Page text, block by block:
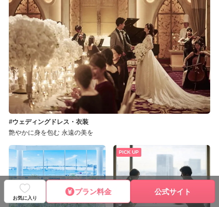
ウェディングドレス・衣装
艶やかに身を包む 永遠の美を
PICK UP
お気に入り
プラン料金 公式サイト